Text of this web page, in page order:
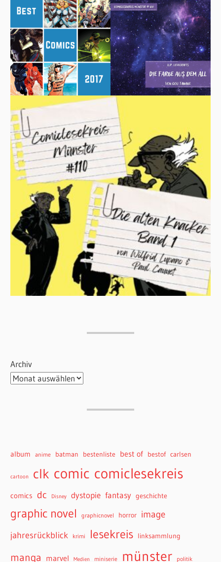
Archiv
album anime batman bestenliste best of bestof carlsen
cartoon clk comic comiclesekreis
comics dc Disney dystopie fantasy geschichte
graphic novel graphicnovel horror image
jahresrückblick krimi lesekreis linksammlung
manga marvel Medien miniserie münster politik